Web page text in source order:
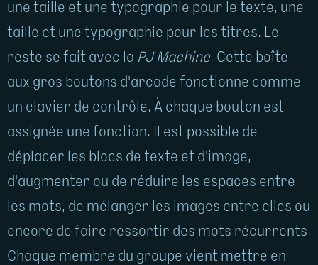
une taille et une typographie pour le texte, une
taille et une typographie pour les titres. Le
reste se fait avec la PJ Machine. Cette boîte
aux gros boutons d'arcade fonctionne comme
un clavier de contrôle. À chaque bouton est
assignée une fonction. Il est possible de
déplacer les blocs de texte et d'image,
d'augmenter ou de réduire les espaces entre
les mots, de mélanger les images entre elles ou
encore de faire ressortir des mots récurrents.
Chaque membre du groupe vient mettre en